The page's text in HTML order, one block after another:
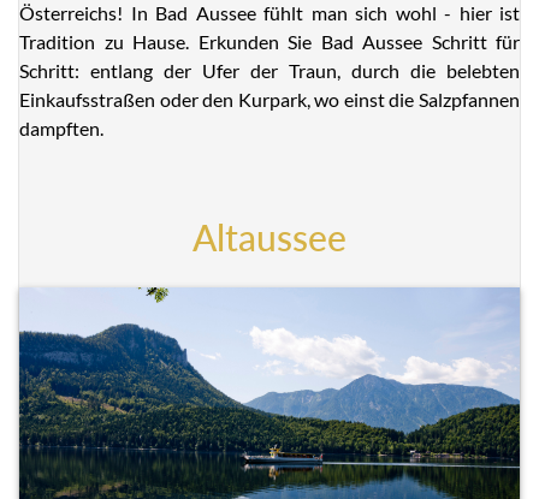
Österreichs! In Bad Aussee fühlt man sich wohl - hier ist
Tradition zu Hause. Erkunden Sie Bad Aussee Schritt für
Schritt: entlang der Ufer der Traun, durch die belebten
Einkaufsstraßen oder den Kurpark, wo einst die Salzpfannen
dampften.
Altaussee